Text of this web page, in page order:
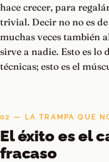
hace crecer, para
trivial. Decir no no es
muchas veces también
sirve a nadie. Esto es
técnicas; esto es el
02 — LA TRAMPA QUE
El éxito es el
fracaso